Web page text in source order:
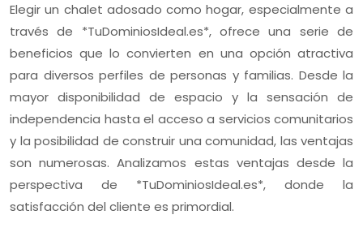
Elegir un chalet adosado como hogar, especialmente a
través de *TuDominiosIdeal.es*, ofrece una serie de
beneficios que lo convierten en una opción atractiva
para diversos perfiles de personas y familias. Desde la
mayor disponibilidad de espacio y la sensación de
independencia hasta el acceso a servicios comunitarios
y la posibilidad de construir una comunidad, las ventajas
son numerosas. Analizamos estas ventajas desde la
perspectiva de *TuDominiosIdeal.es*, donde la
satisfacción del cliente es primordial.